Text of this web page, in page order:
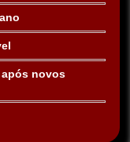
após novos